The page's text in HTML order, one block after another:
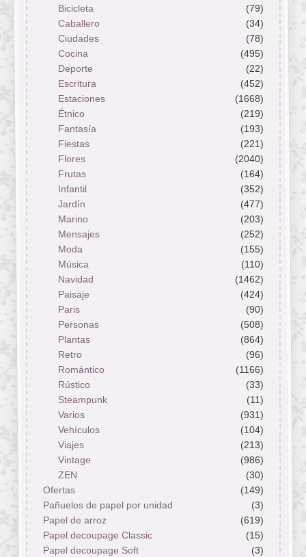
Bicicleta
(79)
Caballero
(34)
Ciudades
(78)
Cocina
(495)
Deporte
(22)
Escritura
(452)
Estaciones
(1668)
Étnico
(219)
Fantasía
(193)
Fiestas
(221)
Flores
(2040)
Frutas
(164)
Infantil
(352)
Jardín
(477)
Marino
(203)
Mensajes
(252)
Moda
(155)
Música
(110)
Navidad
(1462)
Paisaje
(424)
Paris
(90)
Personas
(508)
Plantas
(864)
Retro
(96)
Romántico
(1166)
Rústico
(33)
Steampunk
(11)
Varios
(931)
Vehículos
(104)
Viajes
(213)
Vintage
(986)
ZEN
(30)
Ofertas
(149)
Pañuelos de papel por unidad
(3)
Papel de arroz
(619)
Papel decoupage Classic
(15)
Papel decoupage Soft
(3)